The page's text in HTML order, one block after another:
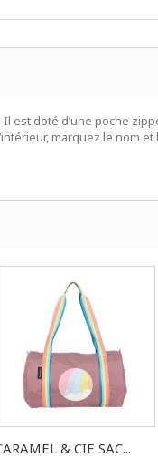
est doté d’une poche
marquez le nom
& CIE SAC...